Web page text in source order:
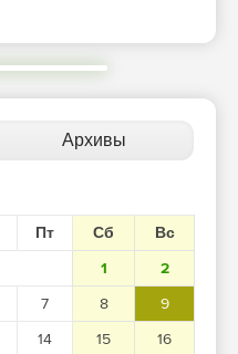
Архивы
Пт Сб
Вс
1
2
7 8
9
14 15
16